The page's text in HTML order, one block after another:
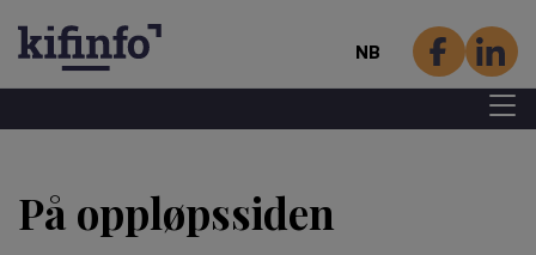
hovedinnhold
NB
Menu
På oppløpssiden